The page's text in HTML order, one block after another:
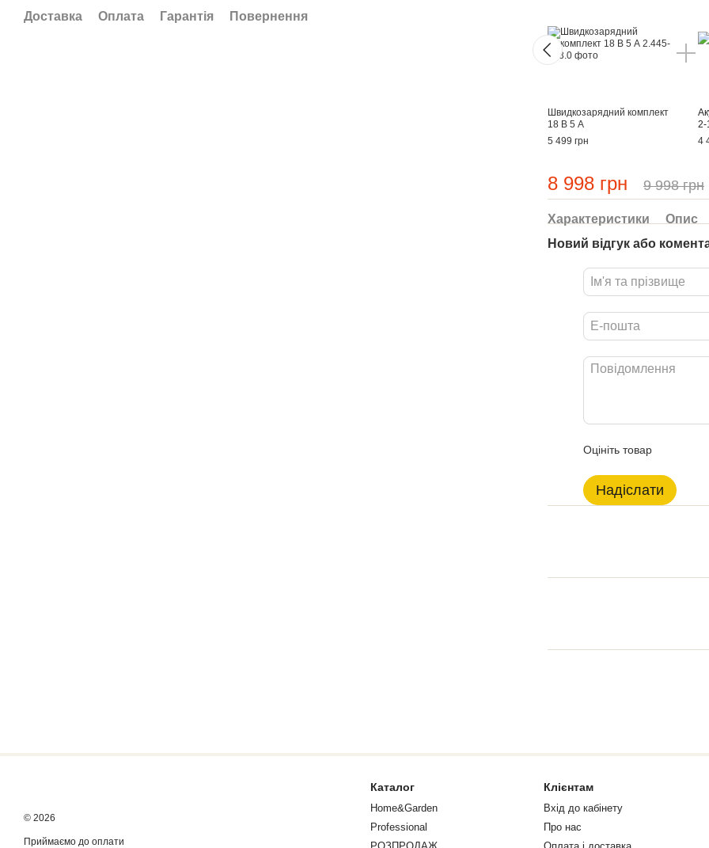
Доставка Оплата Гарантія Повернення
Швидкозарядний комплект
18 В 5 А
5 499 грн
2-
4
8 998 грн 9 998 грн
Характеристики
Опис
Новий відгук або
Оцініть товар
Надіслати
© 2026
Приймаємо до оплати
Каталог
Home&Garden
Professional
Клієнтам
Вхід до кабінету
Про нас